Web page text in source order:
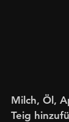
Milch, Öl,
Teig